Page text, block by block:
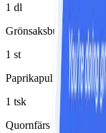
1 dl
Grönsaksbuljongtärning
1 st
Paprikapulver
1 tsk
Quornfärs